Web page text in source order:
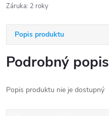
Záruka: 2 roky
Popis produktu
Podrobný popis
Popis produktu nie je dostupný